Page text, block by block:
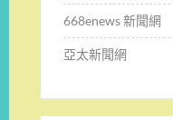
668enews 新聞網
亞太新聞網